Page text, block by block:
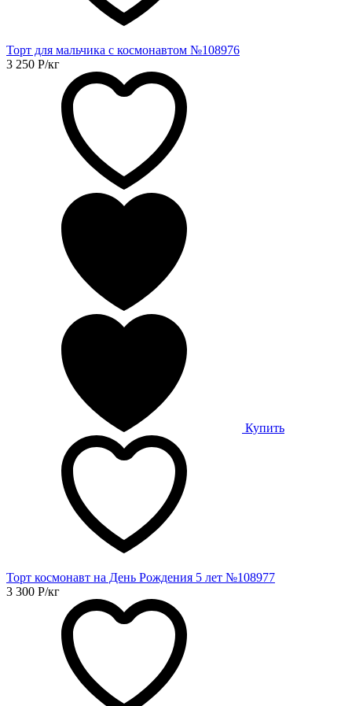
Торт для мальчика с космонавтом №108976
3 250 Р/кг
Купить
Торт космонавт на День Рождения 5 лет №108977
3 300 Р/кг